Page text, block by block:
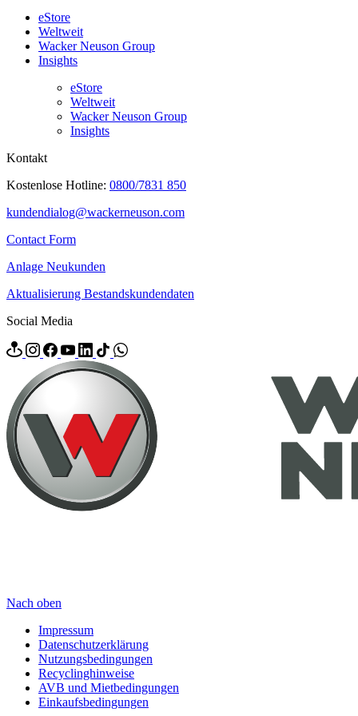
eStore
Weltweit
Wacker Neuson Group
Insights
eStore
Weltweit
Wacker Neuson Group
Insights
Kontakt
Kostenlose Hotline: 0800/7831 850
kundendialog@wackerneuson.com
Contact Form
Anlage Neukunden
Aktualisierung Bestandskundendaten
Social Media
Nach oben
Impressum
Datenschutzerklärung
Nutzungsbedingungen
Recyclinghinweise
AVB und Mietbedingungen
Einkaufsbedingungen